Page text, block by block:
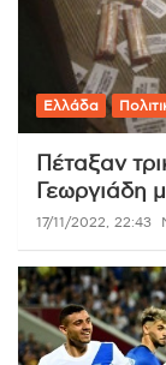
Ελλάδα
Πέταξαν
Γεωργιάδη
17/11/2022, 22:43